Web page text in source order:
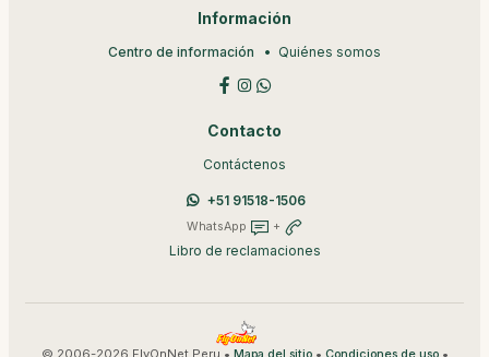
Información
Centro de información Quiénes somos
Contacto
Contáctenos
+51 91518-1506
WhatsApp +
Libro de reclamaciones
© 2006-2026 FlyOnNet Peru • • •